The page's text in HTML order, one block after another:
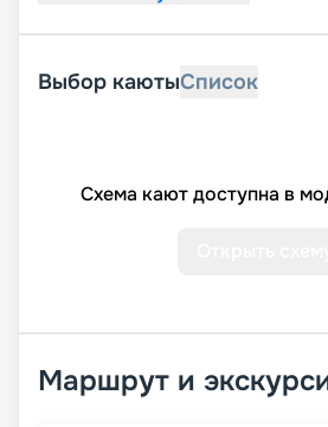
Выбор каютыСписок
Схема кают доступна в
Маршрут и